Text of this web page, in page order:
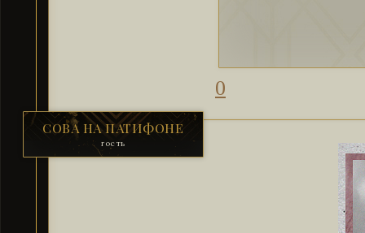
0
СОВА НА ПАТИФОНЕ
гость